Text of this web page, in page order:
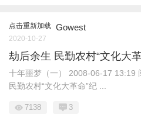
点击重新加载 Gowest
2020-10-27
劫后余生 民勤农村“文化大
十年噩梦（一） 2008-06-17
民勤农村“文化大革命”纪 ...
7138 3